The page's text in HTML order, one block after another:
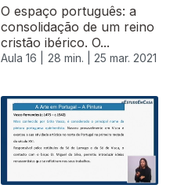
O espaço português: a
consolidação de um reino
cristão ibérico. O...
Aula 16 | 28 min. | 25 mar. 2021